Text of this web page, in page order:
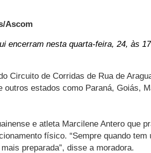
Ascom
encerram nesta quarta-feira, 24, às
Circuito de Corridas de Rua de
estados como Paraná, Goiás,
e atleta Marcilene Antero que
físico. “Sempre quando
preparada”, disse a moradora.